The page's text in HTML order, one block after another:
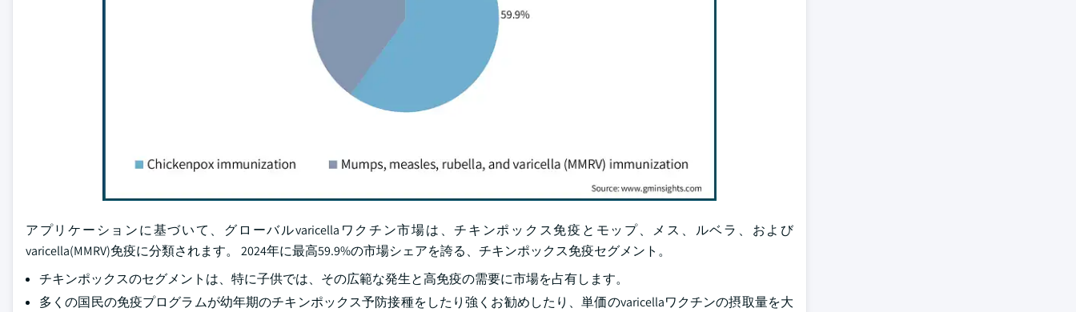
アプリケーションに基づいて、グローバルvaricellaワクチン市場は、チキンポックス免疫とモップ、メス、ルベラ、および
varicella(MMRV)免疫に分類されます。 2024年に最高59.9%の市場シェアを誇る、チキンポックス免疫セグメント。
チキンポックスのセグメントは、特に子供では、その広範な発生と高免疫の需要に市場を占有します。
多くの国民の免疫プログラムが幼年期のチキンポックス予防接種をしたり強くお勧めしたり、単価のvaricellaワクチンの摂取量を大